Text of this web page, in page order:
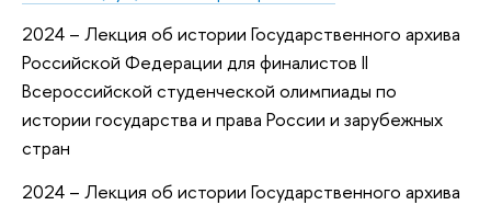
2024 – Лекция об истории Государственного архива
Российской Федерации для финалистов II
Всероссийской студенческой олимпиады по
истории государства и права России и зарубежных
стран
2024 – Лекция об истории Государственного архива